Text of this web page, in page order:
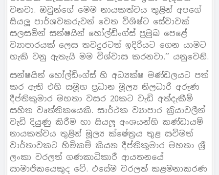
වනවා. ඔවුන්ගේ මෙම නායකත්වය තුළින් අපගේ
සියලූ පාර්ශවකරුවන් වෙත විශිෂ්ට සේවාවක්
සලසමින් සන්ෂයින් හෝල්ඩිංග්ස් ප‍්‍රමුඛ පෙළේ
ව්‍යාපාරයක් ලෙස තවදුරටත් ඉදිරියට ගෙන යාමට
හැකි වනු ඇතැයි මම විශ්වාස කරනවා.’’ යනුවෙනි.
සන්ෂයින් හෝල්ඩිංග්ස් හි අධ්‍යක්ෂ මණ්ඩලයට පත්
කර ඇති එහි සමූහ ප‍්‍රධාන මූල්‍ය නිලධාරී අරුණ
දීප්තිකුමාර මහතා වසර 20කට වැඩි අත්දැකීම්
සහිත වෘත්තිකයෙකි. සාර්ථක ව්‍යාපාර ක‍්‍රියාවලීන්
වැඩි දියුණු කිරීම හා සියලූ අංශයන්හි කණ්ඩායම්
නායකත්වය තුළින් මූල්‍ය ක්ෂේත‍්‍රය තුළ සවිමත්
වාර්තාවකට හිමිකම් කියන දීප්තිකුමාර මහතා ශ‍්‍රී
ලංකා වරලත් ගණකාධිකාරී ආයතනයේ
සාමාජිකයෙකුද වේ. එසේම වරලත් කළමනාකරණ